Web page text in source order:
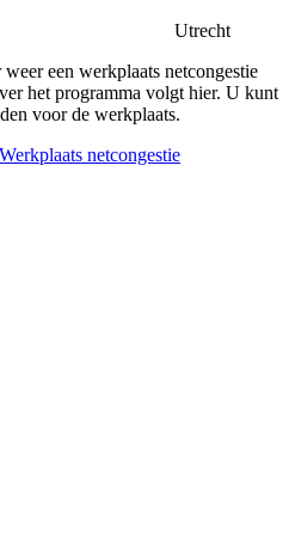
Utrecht
een werkplaats netcongestie
het programma volgt hier. U kunt
voor de werkplaats.
netcongestie